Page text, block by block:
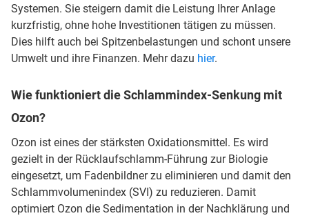
Systemen. Sie steigern damit die Leistung Ihrer Anlage
kurzfristig, ohne hohe Investitionen tätigen zu müssen.
Dies hilft auch bei Spitzenbelastungen und schont unsere
Umwelt und ihre Finanzen. Mehr dazu hier.
Wie funktioniert die Schlammindex-Senkung mit
Ozon?
Ozon ist eines der stärksten Oxidationsmittel. Es wird
gezielt in der Rücklaufschlamm-Führung zur Biologie
eingesetzt, um Fadenbildner zu eliminieren und damit den
Schlammvolumenindex (SVI) zu reduzieren. Damit
optimiert Ozon die Sedimentation in der Nachklärung und